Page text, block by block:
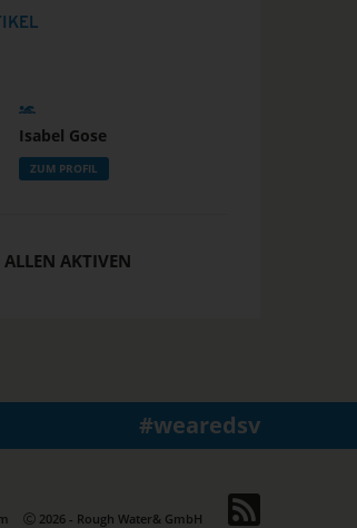
Isabel Gose
ZUM PROFIL
ALLEN AKTIVEN
#wearedsv
2026 - Rough Water& GmbH